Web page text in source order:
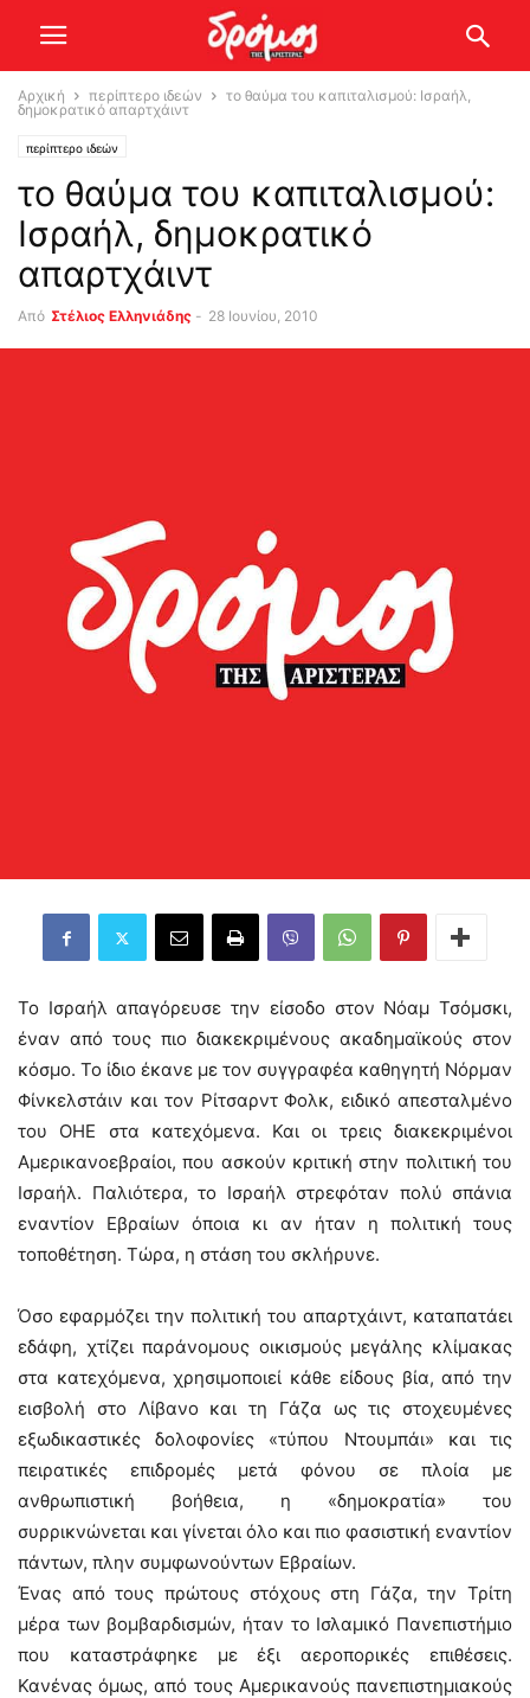
Αρχική περίπτερο ιδεών
το θαύμα του καπιταλισμού: Ισραήλ,
δημοκρατικό απαρτχάιντ
περίπτερο ιδεών
το θαύμα του καπιταλισμού:
Ισραήλ, δημοκρατικό
απαρτχάιντ
Από Στέλιος Ελληνιάδης - 28 Ιουνίου, 2010
Το Ισραήλ απαγόρευσε την είσοδο στον Νόαμ Τσόμσκι,
έναν από τους πιο διακεκριμένους ακαδημαϊκούς στον
κόσμο. Το ίδιο έκανε με τον συγγραφέα καθηγητή Νόρμαν
Φίνκελστάιν και τον Ρίτσαρντ Φολκ, ειδικό απεσταλμένο
του ΟΗΕ στα κατεχόμενα. Και οι τρεις διακεκριμένοι
Αμερικανοεβραίοι, που ασκούν κριτική στην πολιτική του
Ισραήλ. Παλιότερα, το Ισραήλ στρεφόταν πολύ σπάνια
εναντίον Εβραίων όποια κι αν ήταν η πολιτική τους
τοποθέτηση. Τώρα, η στάση του σκλήρυνε.
Όσο εφαρμόζει την πολιτική του απαρτχάιντ, καταπατάει
εδάφη, χτίζει παράνομους οικισμούς μεγάλης κλίμακας
στα κατεχόμενα, χρησιμοποιεί κάθε είδους βία, από την
εισβολή στο Λίβανο και τη Γάζα ως τις στοχευμένες
εξωδικαστικές δολοφονίες «τύπου Ντουμπάι» και τις
πειρατικές επιδρομές μετά φόνου σε πλοία με
ανθρωπιστική βοήθεια, η «δημοκρατία» του
συρρικνώνεται και γίνεται όλο και πιο φασιστική εναντίον
πάντων, πλην συμφωνούντων Εβραίων.
Ένας από τους πρώτους στόχους στη Γάζα, την Τρίτη
μέρα των βομβαρδισμών, ήταν το Ισλαμικό Πανεπιστήμιο
που καταστράφηκε με έξι αεροπορικές επιθέσεις.
Κανένας όμως, από τους Αμερικανούς πανεπιστημιακούς